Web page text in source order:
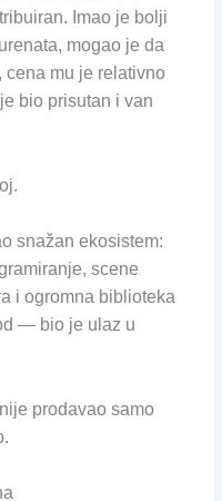
Imao je bolji
mogao je da
cena mu je relativno
bio prisutan i van
snažan ekosistem:
scene
i ogromna biblioteka
— bio je ulaz u
prodavao samo